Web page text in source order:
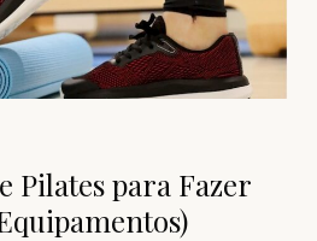
Pilates para Fazer